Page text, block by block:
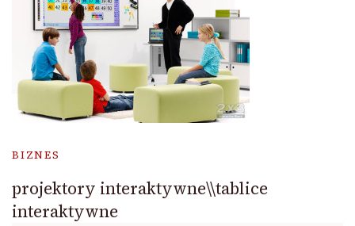
BIZNES
projektory interaktywne\\tablice
interaktywne